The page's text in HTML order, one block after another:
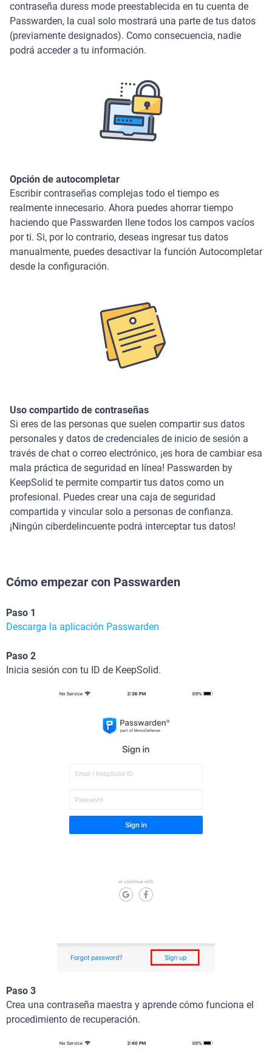
contraseña duress mode preestablecida en tu cuenta de
Passwarden, la cual solo mostrará una parte de tus datos
(previamente designados). Como consecuencia, nadie
podrá acceder a tu información.
Opción de autocompletar
Escribir contraseñas complejas todo el tiempo es
realmente innecesario. Ahora puedes ahorrar tiempo
haciendo que Passwarden llene todos los campos vacíos
por ti. Si, por lo contrario, deseas ingresar tus datos
manualmente, puedes desactivar la función Autocompletar
desde la configuración.
Uso compartido de contraseñas
Si eres de las personas que suelen compartir sus datos
personales y datos de credenciales de inicio de sesión a
través de chat o correo electrónico, ¡es hora de cambiar esa
mala práctica de seguridad en línea! Passwarden by
KeepSolid te permite compartir tus datos como un
profesional. Puedes crear una caja de seguridad
compartida y vincular solo a personas de confianza.
¡Ningún ciberdelincuente podrá interceptar tus datos!
Cómo empezar con Passwarden
Paso 1
Descarga la aplicación Passwarden
Paso 2
Inicia sesión con tu ID de KeepSolid.
Paso 3
Crea una contraseña maestra y aprende cómo funciona el
procedimiento de recuperación.